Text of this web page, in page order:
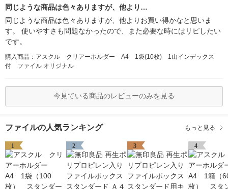
同じような商品は色々ありますが、他より…
同じような商品は色々ありますが、他よりお買い得かなと思いま
す。 使いやすさも問題なかったので、また必要な時にはリピしたい
です。
購入商品：アスクル クリアーホルダー A4 1袋(10枚) 1山インデックス
付 ファイル オリジナル
今見ている商品のレビューのみを見る
ファイルの人気ランキング もっと見る
1 2 3 4